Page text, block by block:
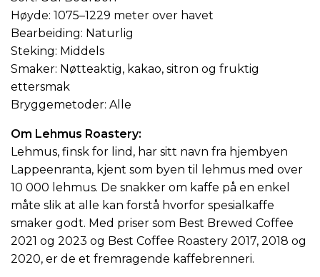
Høyde: 1075–1229 meter over havet
Bearbeiding: Naturlig
Steking: Middels
Smaker: Nøtteaktig, kakao, sitron og fruktig
ettersmak
Bryggemetoder: Alle
Om Lehmus Roastery:
Lehmus, finsk for lind, har sitt navn fra hjembyen
Lappeenranta, kjent som byen til lehmus med over
10 000 lehmus. De snakker om kaffe på en enkel
måte slik at alle kan forstå hvorfor spesialkaffe
smaker godt. Med priser som Best Brewed Coffee
2021 og 2023 og Best Coffee Roastery 2017, 2018 og
2020, er de et fremragende kaffebrenneri.